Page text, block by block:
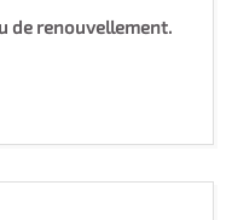
de renouvellement.